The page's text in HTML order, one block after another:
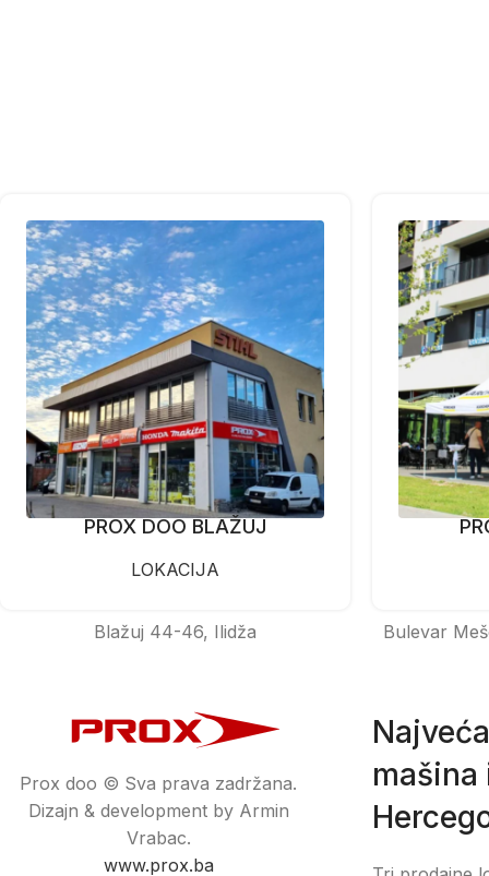
PROX DOO BLAŽUJ
LOKACIJA
Blažuj 44-46, Ilidža Bulevar
Prox doo © Sva prava zadržana.
Dizajn & development by Armin
Vrabac.
www.prox.ba
mašina